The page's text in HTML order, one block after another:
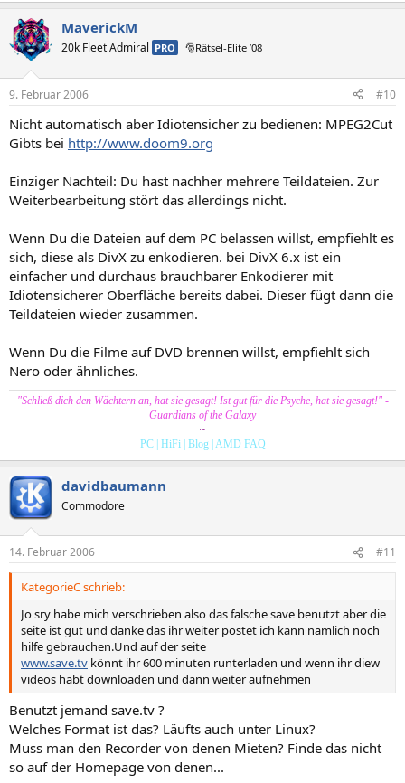
MaverickM
20k Fleet Admiral PRO 🎅Rätsel-Elite ’08
9. Februar 2006 #10
Nicht automatisch aber Idiotensicher zu bedienen: MPEG2Cut
Gibts bei http://www.doom9.org
Einziger Nachteil: Du hast nachher mehrere Teildateien. Zur
Weiterbearbeitung stört das allerdings nicht.
Wenn Du die Dateien auf dem PC belassen willst, empfiehlt es
sich, diese als DivX zu enkodieren. bei DivX 6.x ist ein
einfacher und durchaus brauchbarer Enkodierer mit
Idiotensicherer Oberfläche bereits dabei. Dieser fügt dann die
Teildateien wieder zusammen.
Wenn Du die Filme auf DVD brennen willst, empfiehlt sich
Nero oder ähnliches.
"Schließ dich den Wächtern an, hat sie gesagt! Ist gut für die Psyche, hat sie gesagt!" -
Guardians of the Galaxy
~
PC| HiFi | Blog| AMD FAQ
davidbaumann
Commodore
14. Februar 2006 #11
KategorieC schrieb:
Jo sry habe mich verschrieben also das falsche save benutzt aber die
seite ist gut und danke das ihr weiter postet ich kann nämlich noch
hilfe gebrauchen.Und auf der seite
www.save.tv könnt ihr 600 minuten runterladen und wenn ihr diew
videos habt downloaden und dann weiter aufnehmen
Benutzt jemand save.tv ?
Welches Format ist das? Läufts auch unter Linux?
Muss man den Recorder von denen Mieten? Finde das nicht
so auf der Homepage von denen...